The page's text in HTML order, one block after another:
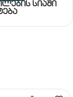
სიაში